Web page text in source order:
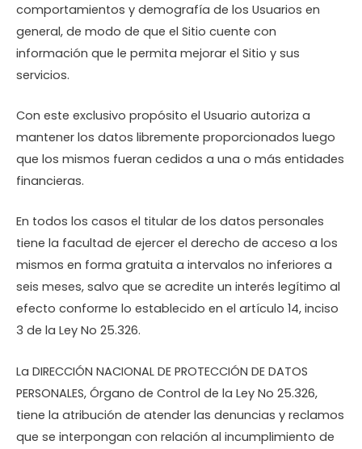
comportamientos y demografía de los Usuarios en
general, de modo de que el Sitio cuente con
información que le permita mejorar el Sitio y sus
servicios.
Con este exclusivo propósito el Usuario autoriza a
mantener los datos libremente proporcionados luego
que los mismos fueran cedidos a una o más entidades
financieras.
En todos los casos el titular de los datos personales
tiene la facultad de ejercer el derecho de acceso a los
mismos en forma gratuita a intervalos no inferiores a
seis meses, salvo que se acredite un interés legítimo al
efecto conforme lo establecido en el artículo 14, inciso
3 de la Ley No 25.326.
La DIRECCIÓN NACIONAL DE PROTECCIÓN DE DATOS
PERSONALES, Órgano de Control de la Ley No 25.326,
tiene la atribución de atender las denuncias y reclamos
que se interpongan con relación al incumplimiento de